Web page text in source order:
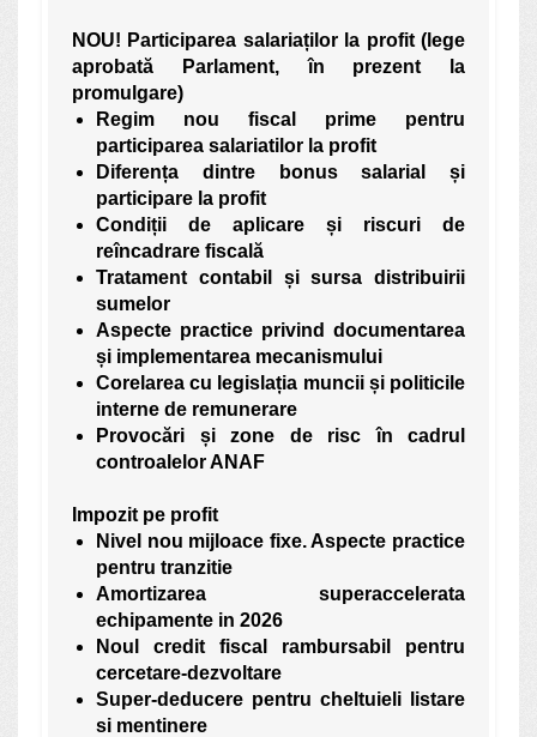
NOU! Participarea salariaților la profit (lege
aprobată Parlament, în prezent la
promulgare)
Regim nou fiscal prime pentru
participarea salariatilor la profit
Diferența dintre bonus salarial și
participare la profit
Condiții de aplicare și riscuri de
reîncadrare fiscală
Tratament contabil și sursa distribuirii
sumelor
Aspecte practice privind documentarea
și implementarea mecanismului
Corelarea cu legislația muncii și politicile
interne de remunerare
Provocări și zone de risc în cadrul
controalelor ANAF
Impozit pe profit
Nivel nou mijloace fixe. Aspecte practice
pentru tranzitie
Amortizarea superaccelerata
echipamente in 2026
Noul credit fiscal rambursabil pentru
cercetare-dezvoltare
Super-deducere pentru cheltuieli listare
si mentinere